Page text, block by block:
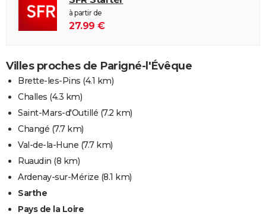
à partir de
27.99 €
Villes proches de Parigné-l'Évêque
Brette-les-Pins (4.1 km)
Challes (4.3 km)
Saint-Mars-d'Outillé (7.2 km)
Changé (7.7 km)
Val-de-la-Hune (7.7 km)
Ruaudin (8 km)
Ardenay-sur-Mérize (8.1 km)
Sarthe
Pays de la Loire